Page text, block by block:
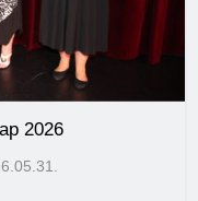
2026